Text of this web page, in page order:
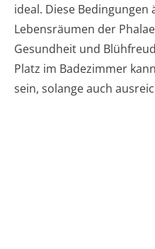
ideal. Diese
Lebensräumen der
Gesundheit und
Platz im Badezimmer
sein, solange auch